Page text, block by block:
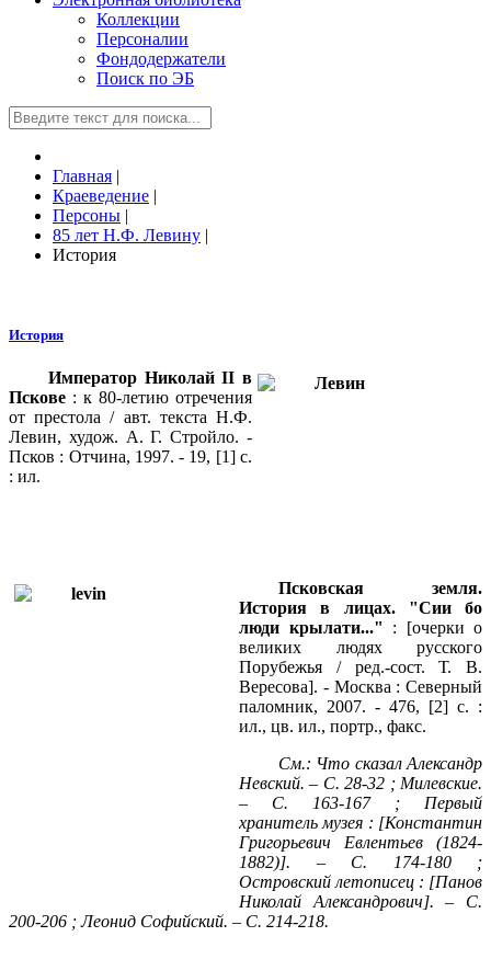
Коллекции
Персоналии
Фондодержатели
Поиск по ЭБ
Главная |
Краеведение |
Персоны |
85 лет Н.Ф. Левину |
История
История
Император Николай II в
Пскове : к 80-летию отречения
от престола / авт. текста Н.Ф.
Левин, худож. А. Г. Стройло. -
Псков : Отчина, 1997. - 19, [1] с.
: ил.
Псковская земля.
История в лицах. "Сии бо
люди крылати..." : [очерки о
великих людях русского
Порубежья / ред.-сост. Т. В.
Вересова]. - Москва : Северный
паломник, 2007. - 476, [2] с. :
ил., цв. ил., портр., факс.
См.: Что сказал Александр
Невский. – С. 28-32 ; Милевские.
– С. 163-167 ; Первый
хранитель музея : [Константин
Григорьевич Евлентьев (1824-
1882)]. – С. 174-180 ;
Островский летописец : [Панов
Николай Александрович]. – С.
200-206 ; Леонид Софийский. – С. 214-218.